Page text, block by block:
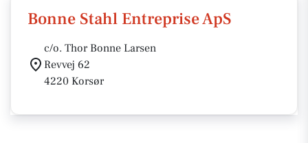
Bonne Stahl Entreprise ApS
c/o. Thor Bonne Larsen
Revvej 62
4220 Korsør